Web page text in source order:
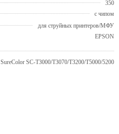
350
с чипом
для струйных принтеров/МФУ
EPSON
SureColor SC-T3000/T3070/T3200/T5000/5200